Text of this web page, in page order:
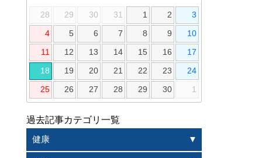
28 29 30 31 1 2 3
4 5 6 7 8 9 10
11 12 13 14 15 16 17
18 19 20 21 22 23 24
25 26 27 28 29 30 1
過去記事カテゴリ一覧
健康